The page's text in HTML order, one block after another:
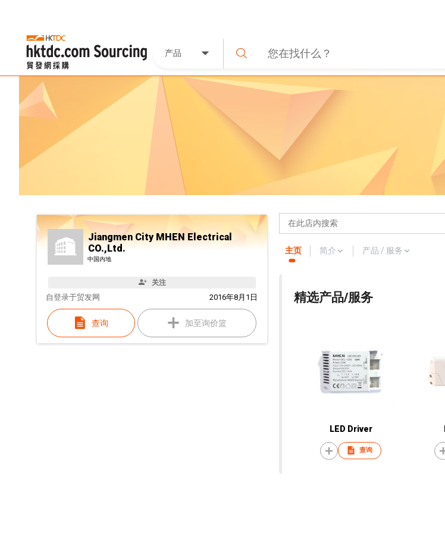
产品
Jiangmen City MHEN Electrical
CO.,Ltd.
中国内地
关注
自 2016年8月1日
登录于贸发网
查询 加至询价篮
主页 简介 产品 / 服务
精选产品/服务
LED Driver
查询